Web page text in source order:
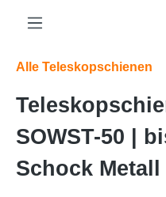
Alle Teleskopschienen
SOWST-50 |
Schock Metall